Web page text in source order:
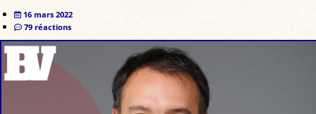
16 mars 2022
79 réactions